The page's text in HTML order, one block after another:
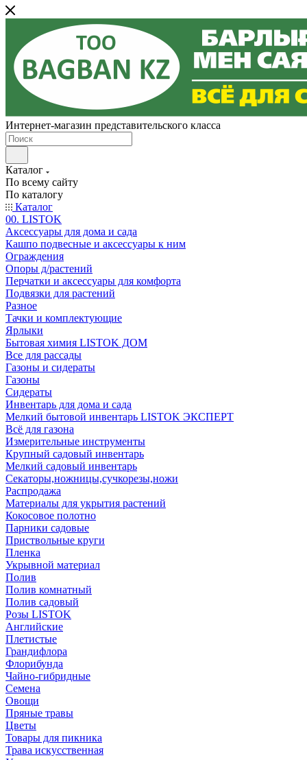
Интернет-магазин представительского класса
Каталог
По всему сайту
По каталогу
Каталог
00. LISTOK
Аксессуары для дома и сада
Кашпо подвесные и аксессуары к ним
Ограждения
Опоры д/растений
Перчатки и аксессуары для комфорта
Подвязки для растений
Разное
Тачки и комплектующие
Ярлыки
Бытовая химия LISTOK ДОМ
Все для рассады
Газоны и сидераты
Газоны
Сидераты
Инвентарь для дома и сада
Мелкий бытовой инвентарь LISTOK ЭКСПЕРТ
Всё для газона
Измерительные инструменты
Крупный садовый инвентарь
Мелкий садовый инвентарь
Секаторы,ножницы,сучкорезы,ножи
Распродажа
Материалы для укрытия растений
Кокосовое полотно
Парники садовые
Приствольные круги
Пленка
Укрывной материал
Полив
Полив комнатный
Полив садовый
Розы LISTOK
Английские
Плетистые
Грандифлора
Флорибунда
Чайно-гибридные
Семена
Овощи
Пряные травы
Цветы
Товары для пикника
Трава искусственная